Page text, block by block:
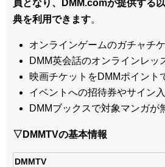
員となり、DMM.comが提供する
典を利用できます。
オンラインゲームのガチャチ
DMM英会話のオンラインレッ
映画チケットをDMMポイント
イベントへの招待券やサイン
DMMブックスで対象マンガが
▽DMMTVの基本情報
DMMTV